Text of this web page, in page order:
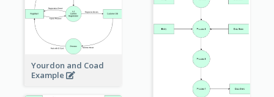
Yourdon and Coad
Example